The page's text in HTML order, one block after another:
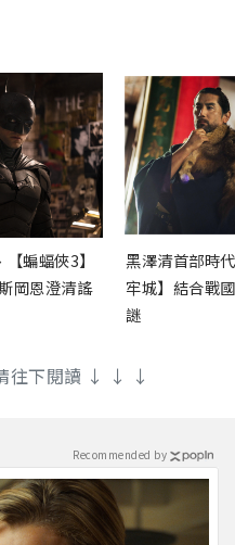
蝙蝠俠3】
岡恩澄清謠
黑澤清首部時
牢城】結合戰
謎
往下閱讀 ↓ ↓ ↓
Recommended by